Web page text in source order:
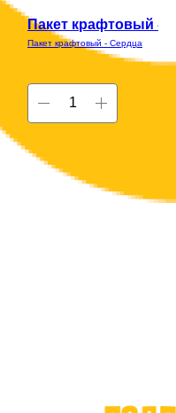
Пакет крафтовый -
Пакет крафтовый - Сердца